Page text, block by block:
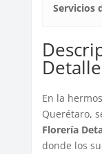
Servicios
En la
Querétaro,
Florería
donde los